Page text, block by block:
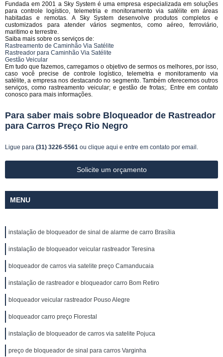
Fundada em 2001 a Sky System é uma empresa especializada em soluções
para controle logístico, telemetria e monitoramento via satélite em áreas
habitadas e remotas. A Sky System desenvolve produtos completos e
customizados para atender vários segmentos, como aéreo, ferroviário,
maritimo e terrestre.
Saiba mais sobre os serviços de:
Rastreamento de Caminhão Via Satélite
Rastreador para Caminhão Via Satélite
Gestão Veicular
Em tudo que fazemos, carregamos o objetivo de sermos os melhores, por isso,
caso você precise de controle logístico, telemetria e monitoramento via
satélite, a empresa nos destacando no segmento. Também oferecemos outros
serviços, como rastreamento veicular; e gestão de frotas;. Entre em contato
conosco para mais informações.
Para saber mais sobre Bloqueador de Rastreador
para Carros Preço Rio Negro
Ligue para (31) 3226-5561 ou clique aqui e entre em contato por email.
Solicite um orçamento
MENU
instalação de bloqueador de sinal de alarme de carro Brasília
instalação de bloqueador veicular rastreador Teresina
bloqueador de carros via satelite preço Camanducaia
instalação de rastreador e bloqueador carro Bom Retiro
bloqueador veicular rastreador Pouso Alegre
bloqueador carro preço Florestal
instalação de bloqueador de carros via satelite Pojuca
preço de bloqueador de sinal para carros Varginha